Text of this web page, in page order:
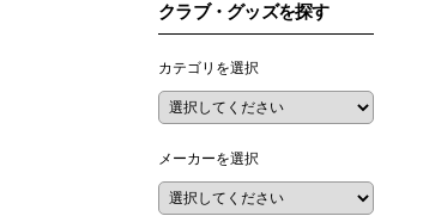
クラブ・グッズを探す
カテゴリを選択
メーカーを選択